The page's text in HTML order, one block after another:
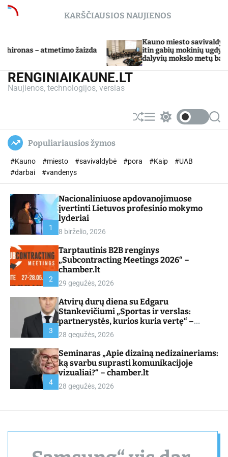
c
n
KARŠČIAUSIOS NAUJIENOS
žaizda
Kauno miesto savivaldybė
itin gabių mokinių ugdymo programos
dalyvių mokslo metų baigimo šventė
RENGINIAIKAUNE.LT
Naujienos, technologijos, verslas
S
h
e
M
e w
h
o
r
S
e
Populiariausios žymos
#Kauno #miesto #savivaldybė #pora #Kaip
#UAB
#darbai
#vandenys
1
Nacionaliniuose apdovanojimuose
įvertinti Lietuvos profesinio mokymo
lyderiai
8 birželio, 2026
2
Tarptautinis B2B renginys
„Subcontracting Meetings 2026“ –
chamber.lt
29 gegužės, 2026
3
Atvirų durų diena su Edgaru
Stankevičiumi „Sportas ir verslas:
partnerystės, kurios kuria vertę“ –
chamber.lt
28 gegužės, 2026
4
Seminaras „Apie dizainą nedizaineriams:
ką svarbu suprasti komunikacijoje
vizualiai?“ – chamber.lt
28 gegužės, 2026